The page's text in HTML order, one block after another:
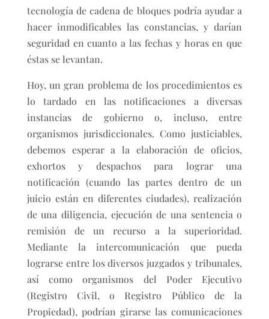
tecnología de cadena de bloques podría ayudar a
hacer inmodificables las constancias, y darían
seguridad en cuanto a las fechas y horas en que
éstas se levantan.
Hoy, un gran problema de los procedimientos es
lo tardado en las notificaciones a diversas
instancias de gobierno o, incluso, entre
organismos jurisdiccionales. Como justiciables,
debemos esperar a la elaboración de oficios,
exhortos y despachos para lograr una
notificación (cuando las partes dentro de un
juicio están en diferentes ciudades), realización
de una diligencia, ejecución de una sentencia o
remisión de un recurso a la superioridad.
Mediante la intercomunicación que pueda
lograrse entre los diversos juzgados y tribunales,
así como organismos del Poder Ejecutivo
(Registro Civil, o Registro Público de la
Propiedad), podrían girarse las comunicaciones